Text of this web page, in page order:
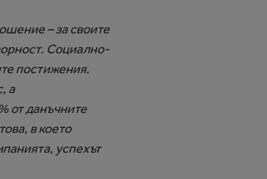
– за своите
Социално-
постижения.
а
от данъчните
в което
успехът